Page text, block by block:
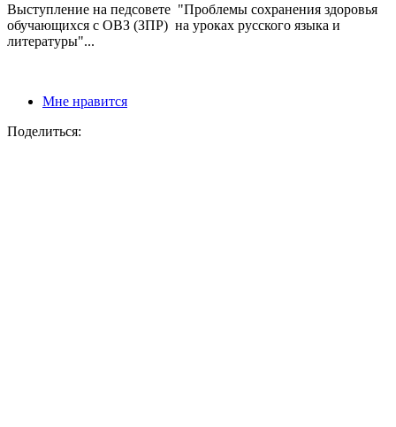
Выступление на педсовете "Проблемы сохранения здоровья
обучающихся с ОВЗ (ЗПР) на уроках русского языка и
литературы"...
Мне нравится
Поделиться: